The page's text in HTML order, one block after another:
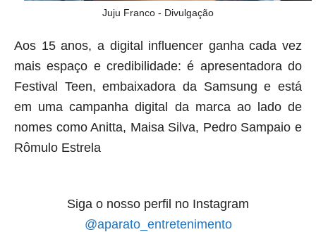
Juju Franco - Divulgação
Aos 15 anos, a digital influencer ganha cada vez
mais espaço e credibilidade: é apresentadora do
Festival Teen, embaixadora da Samsung e está
em uma campanha digital da marca ao lado de
nomes como Anitta, Maisa Silva, Pedro Sampaio e
Rômulo Estrela
Siga o nosso perfil no Instagram
@aparato_entretenimento